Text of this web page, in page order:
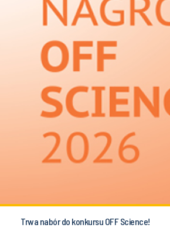
Trwa nabór do konkursu OFF Science!